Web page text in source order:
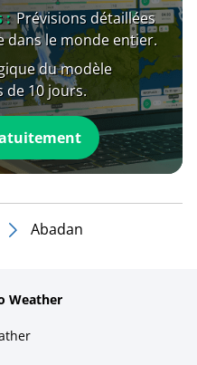
: Prévisions détaillées
dans le monde entier.
du modèle
de 10 jours.
Abadan
Weather